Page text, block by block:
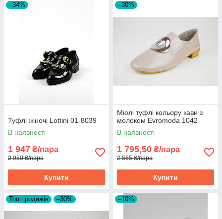
–34%
Туфлі жіночі Lottini 01-8039
В наявності
1 947 ₴/пара
2 950 ₴/пара
Купити
–30%
Мюлі туфлі кольору кави з
молоком Evromoda 1042
В наявності
1 795,50 ₴/пара
2 565 ₴/пара
Купити
Топ продажів –30% –10%